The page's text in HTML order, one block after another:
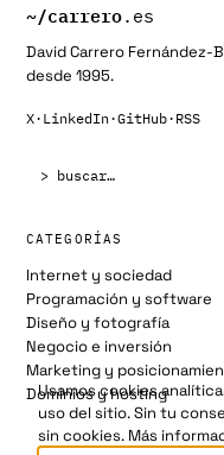
~/carrero.es
David Carrero
desde 1995.
X· LinkedIn·GitHub· RSS
CATEGORÍAS
Internet y sociedad
Programación y software
Diseño y fotografía
Negocio e inversión
Marketing y
Dominios y hosting
Usamos cookies
uso del sitio. Sin tu
sin cookies. Más